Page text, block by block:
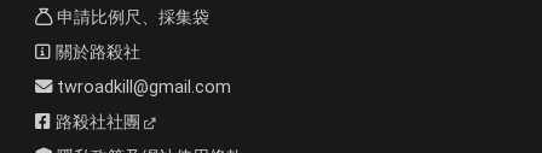
申請比例尺、採集袋
關於路殺社
twroadkill@gmail.com
路殺社社團